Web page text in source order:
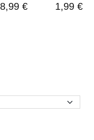
8,99 €
1,99 €